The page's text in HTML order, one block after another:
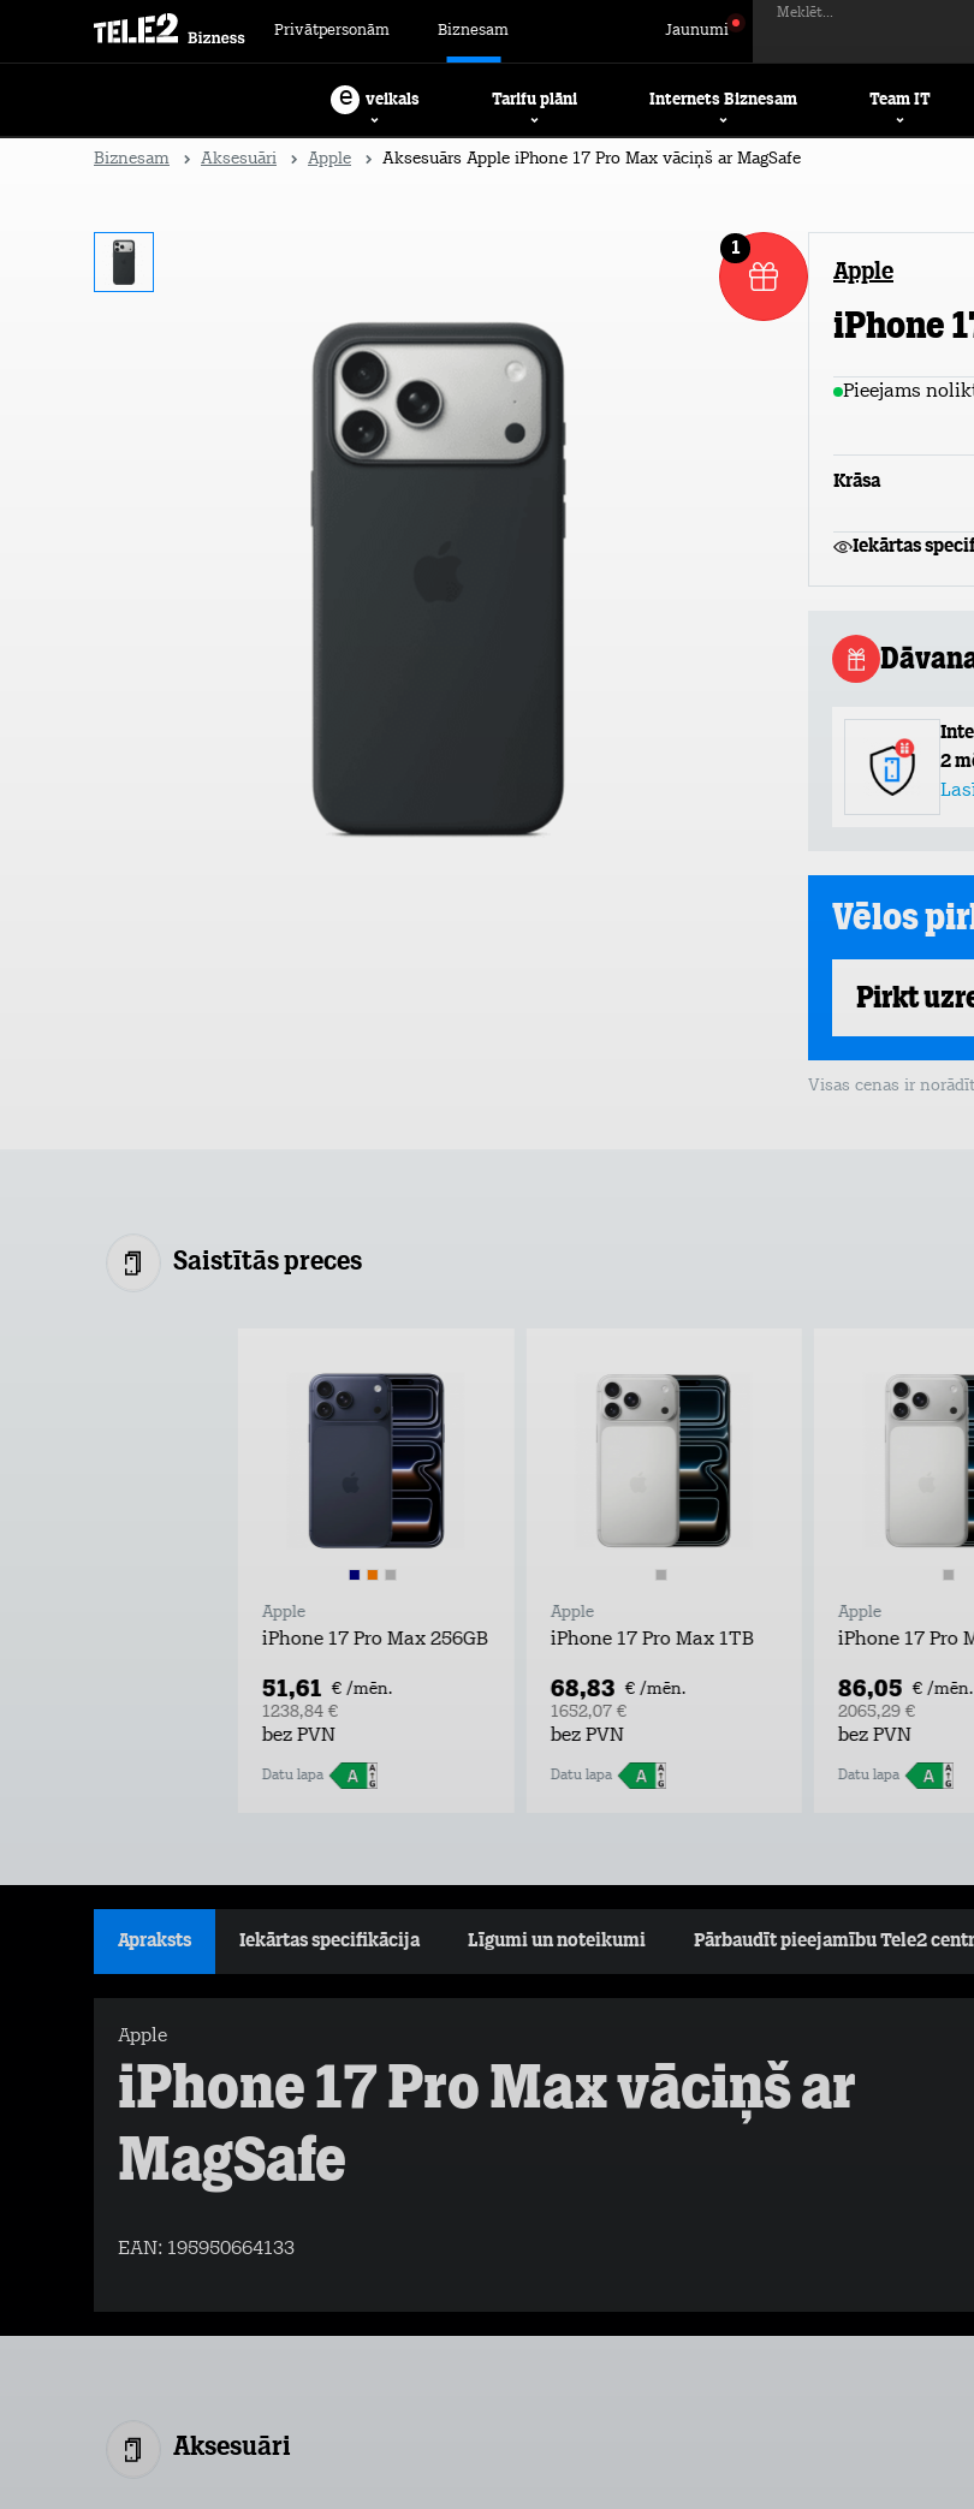
Privātpersonām Biznesam Jaunumi
Meklēt...
e veikals Tarifu plāni Internets Biznesam Team IT
Biznesam Aksesuāri Apple Aksesuārs Apple iPhone 17 Pro Max vāciņš ar MagSafe
1
Apple
iPhone
Pieejams
Krāsa
Iekārtas
2
Vēlos
Pirkt
Visas cenas ir
Saistītās preces
Apple
iPhone 17 Pro Max 256GB
51,61 € /mēn.
1238,84 €
bez PVN
Datu lapa
Apple
iPhone 17 Pro Max 1TB
68,83 € /mēn.
1652,07 €
bez PVN
Datu lapa
Apple
iPhone 17 Pro
86,05 € /mēn.
2065,29 €
bez PVN
Datu lapa
Apraksts Iekārtas specifikācija Līgumi un noteikumi Pārbaudīt pieejamību Tele2
Apple
iPhone 17 Pro Max vāciņš ar
MagSafe
EAN: 195950664133
Aksesuāri